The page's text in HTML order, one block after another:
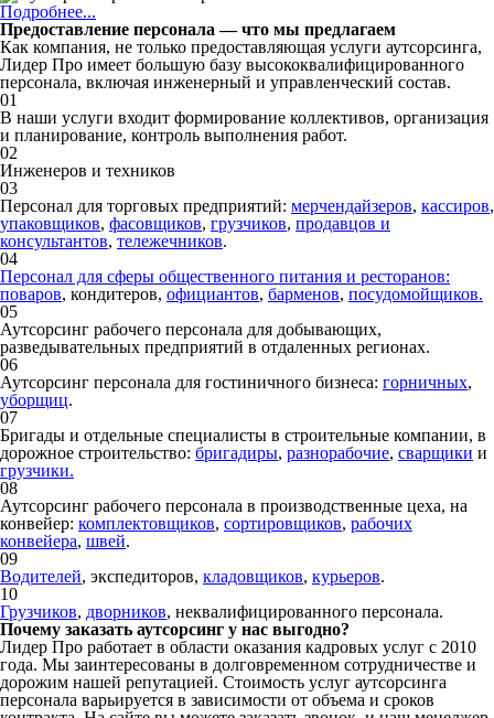
Подробнее...
Предоставление персонала — что мы предлагаем
Как компания, не только предоставляющая услуги аутсорсинга,
Лидер Про имеет большую базу высококвалифицированного
персонала, включая инженерный и управленческий состав.
01
В наши услуги входит формирование коллективов, организация
и планирование, контроль выполнения работ.
02
Инженеров и техников
03
Персонал для торговых предприятий: мерчендайзеров, кассиров,
упаковщиков, фасовщиков, грузчиков, продавцов и
консультантов, тележечников.
04
Персонал для сферы общественного питания и ресторанов:
поваров, кондитеров, официантов, барменов, посудомойщиков.
05
Аутсорсинг рабочего персонала для добывающих,
разведывательных предприятий в отдаленных регионах.
06
Аутсорсинг персонала для гостиничного бизнеса: горничных,
уборщиц.
07
Бригады и отдельные специалисты в строительные компании, в
дорожное строительство: бригадиры, разнорабочие, сварщики и
грузчики.
08
Аутсорсинг рабочего персонала в производственные цеха, на
конвейер: комплектовщиков, сортировщиков, рабочих
конвейера, швей.
09
Водителей, экспедиторов, кладовщиков, курьеров.
10
Грузчиков, дворников, неквалифицированного персонала.
Почему заказать аутсорсинг у нас выгодно?
Лидер Про работает в области оказания кадровых услуг с 2010
года. Мы заинтересованы в долговременном сотрудничестве и
дорожим нашей репутацией. Стоимость услуг аутсорсинга
персонала варьируется в зависимости от объема и сроков